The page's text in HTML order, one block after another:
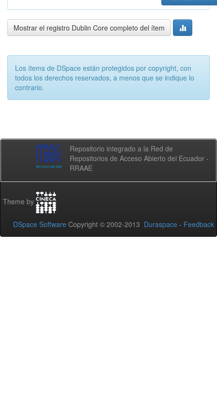
Mostrar el registro Dublin Core completo del ítem
Los ítems de DSpace están protegidos por copyright, con
todos los derechos reservados, a menos que se indique lo
contrario.
Repositorio integrado a la Red de
Repositorios de Acceso Abierto del Ecuador -
RRAAE
Theme by
DSpace Software Copyright © 2002-2013 Duraspace - Feedback